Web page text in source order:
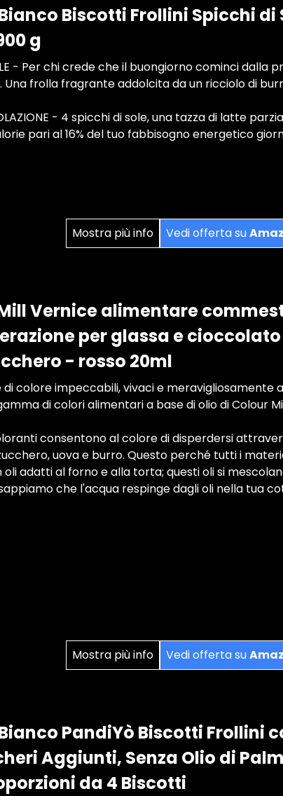
Biscotti Frollini Spicchi di
g
- Per chi crede che il buongiorno cominci dalla
Una frolla fragrante addolcita da un ricciolo di
- 4 spicchi di sole, una tazza di latte
pari al 16% del tuo fabbisogno energetico
Mostra più info Vedi offerta su
Vernice alimentare
per glassa e
- rosso 20ml
colore impeccabili, vivaci e meravigliosamente
di colori alimentari a base di olio di Colour
consentono al colore di disperdersi
uova e burro. Questo perché tutti i
oli adatti al forno e alla torta; questi oli si
che l'acqua respinge dagli oli nella tua
Mostra più info Vedi offerta su
PandiYò Biscotti Frollini
Aggiunti, Senza Olio di
da 4 Biscotti